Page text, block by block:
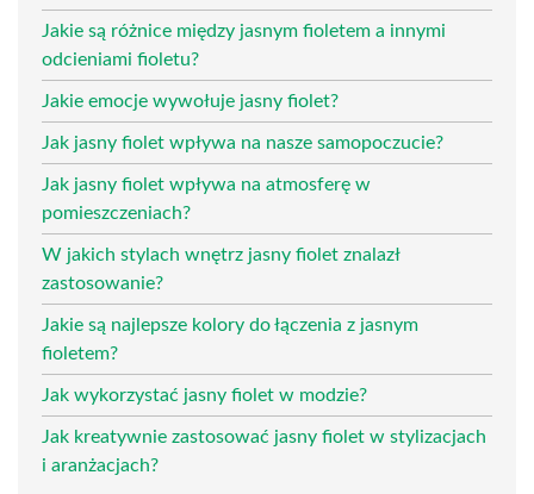
Jakie są różnice między jasnym fioletem a innymi
odcieniami fioletu?
Jakie emocje wywołuje jasny fiolet?
Jak jasny fiolet wpływa na nasze samopoczucie?
Jak jasny fiolet wpływa na atmosferę w
pomieszczeniach?
W jakich stylach wnętrz jasny fiolet znalazł
zastosowanie?
Jakie są najlepsze kolory do łączenia z jasnym
fioletem?
Jak wykorzystać jasny fiolet w modzie?
Jak kreatywnie zastosować jasny fiolet w stylizacjach
i aranżacjach?